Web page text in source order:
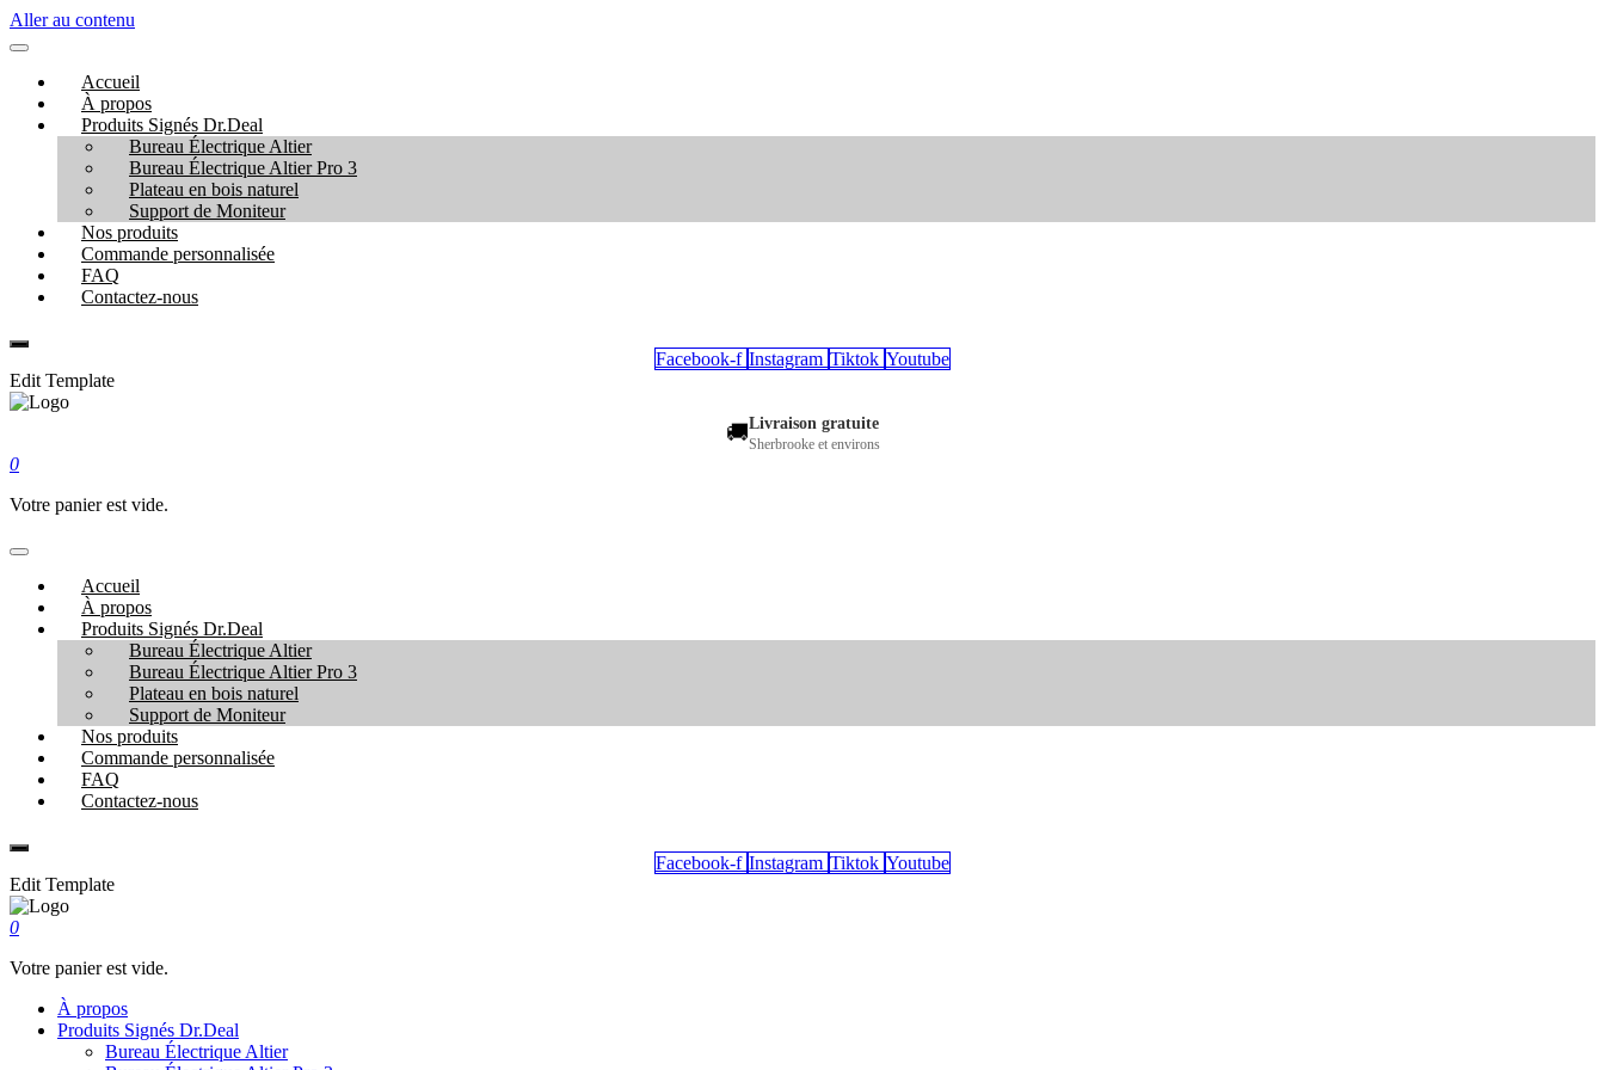
Aller au contenu
Accueil
À propos
Produits Signés Dr.Deal
Bureau Électrique Altier
Bureau Électrique Altier Pro 3
Plateau en bois naturel
Support de Moniteur
Nos produits
Commande personnalisée
FAQ
Contactez-nous
Facebook-f Instagram Tiktok Youtube
Edit Template
🚚Livraison gratuite
Sherbrooke et environs
0
Votre panier est vide.
Accueil
À propos
Produits Signés Dr.Deal
Bureau Électrique Altier
Bureau Électrique Altier Pro 3
Plateau en bois naturel
Support de Moniteur
Nos produits
Commande personnalisée
FAQ
Contactez-nous
Facebook-f Instagram Tiktok Youtube
Edit Template
0
Votre panier est vide.
À propos
Produits Signés Dr.Deal
Bureau Électrique Altier